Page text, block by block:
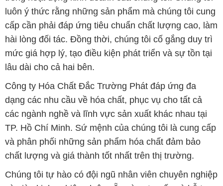
luôn ý thức rằng những sản phẩm mà chúng tôi cung
cấp cần phải đáp ứng tiêu chuẩn chất lượng cao, làm
hài lòng đối tác. Đồng thời, chúng tôi cố gắng duy trì
mức giá hợp lý, tạo điều kiện phát triển và sự tồn tại
lâu dài cho cả hai bên.
Công ty Hóa Chất Đắc Trường Phát đáp ứng đa
dạng các nhu cầu về hóa chất, phục vụ cho tất cả
các ngành nghề và lĩnh vực sản xuất khác nhau tại
TP. Hồ Chí Minh. Sứ mệnh của chúng tôi là cung cấp
và phân phối những sản phẩm hóa chất đảm bảo
chất lượng và giá thành tốt nhất trên thị trường.
Chúng tôi tự hào có đội ngũ nhân viên chuyên nghiệp